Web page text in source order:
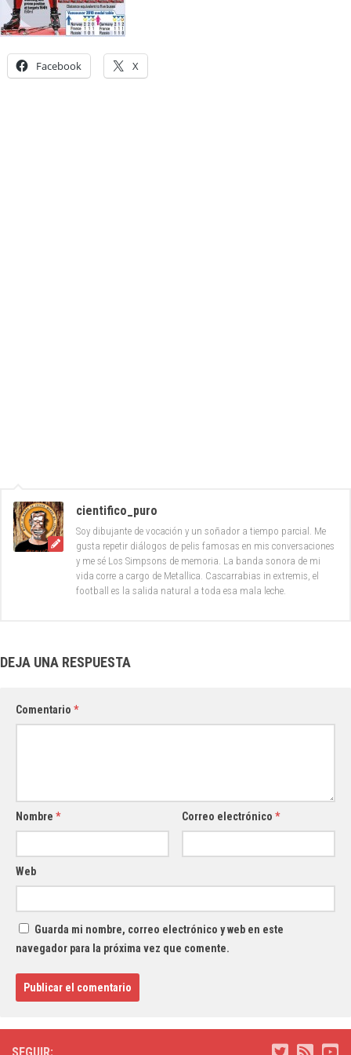
Facebook X
cientifico_puro
Soy dibujante de vocación y un soñador a tiempo parcial. Me
gusta repetir diálogos de pelis famosas en mis conversaciones
y me sé Los Simpsons de memoria. La banda sonora de mi
vida corre a cargo de Metallica. Cascarrabias in extremis, el
football es la salida natural a toda esa mala leche.
DEJA UNA RESPUESTA
Comentario *
Nombre * Correo electrónico*
Web
Guarda mi nombre, correo electrónico y web en este
navegador para la próxima vez que comente.